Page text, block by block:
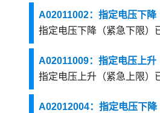
A02011002：指定电压下降
指定电压下降（紧急下限）
A02011009：指定电压上升
指定电压上升（紧急上限）
A02012004：指定电压下降